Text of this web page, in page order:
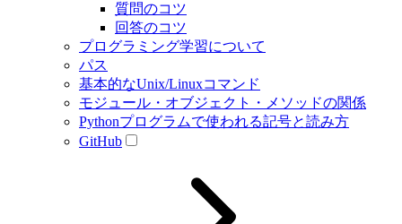
質問のコツ
回答のコツ
プログラミング学習について
パス
基本的なUnix/Linuxコマンド
モジュール・オブジェクト・メソッドの関係
Pythonプログラムで使われる記号と読み方
GitHub